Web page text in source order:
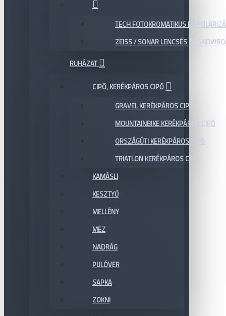
TECH FOTOKROMATIKUS ÉS
ZEISS / SONAR LENCSÉS SÍ,
RUHÁZAT
CIPŐ, KERÉKPÁROS CIPŐ
GRAVEL KERÉKPÁROS CIPŐ
MOUNTAINBIKE KERÉKPÁROS CIPŐ
ORSZÁGÚTI KERÉKPÁROS CIPŐ
TRIATLON KERÉKPÁROS CIPŐ
KAMÁSLI
KESZTYŰ
MELLÉNY
MEZ
NADRÁG
PULÓVER
SAPKA
ZOKNI